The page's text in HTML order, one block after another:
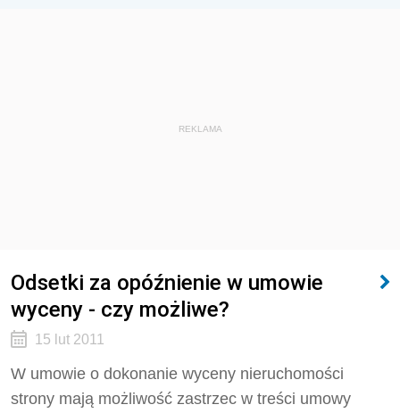
REKLAMA
Odsetki za opóźnienie w umowie
wyceny - czy możliwe?
15 lut 2011
W umowie o dokonanie wyceny nieruchomości
strony mają możliwość zastrzec w treści umowy